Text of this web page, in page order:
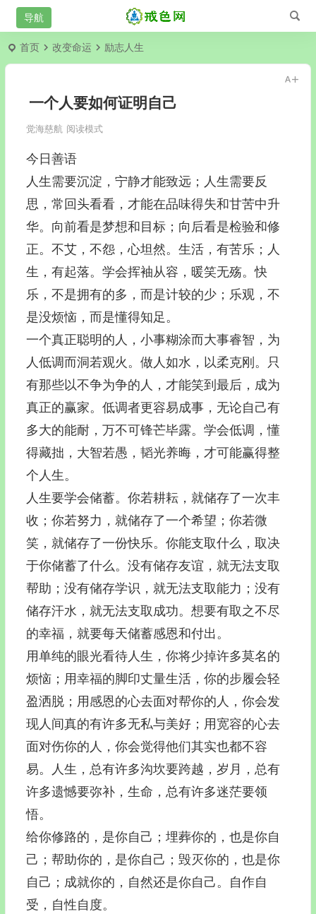
首页 改变命运 励志人生
一个人要如何证明自己
觉海慈航 阅读模式
今日善语
人生需要沉淀，宁静才能致远；人生需要反
思，常回头看看，才能在品味得失和甘苦中升
华。向前看是梦想和目标；向后看是检验和修
正。不艾，不怨，心坦然。生活，有苦乐；人
生，有起落。学会挥袖从容，暖笑无殇。快
乐，不是拥有的多，而是计较的少；乐观，不
是没烦恼，而是懂得知足。
一个真正聪明的人，小事糊涂而大事睿智，为
人低调而洞若观火。做人如水，以柔克刚。只
有那些以不争为争的人，才能笑到最后，成为
真正的赢家。低调者更容易成事，无论自己有
多大的能耐，万不可锋芒毕露。学会低调，懂
得藏拙，大智若愚，韬光养晦，才可能赢得整
个人生。
人生要学会储蓄。你若耕耘，就储存了一次丰
收；你若努力，就储存了一个希望；你若微
笑，就储存了一份快乐。你能支取什么，取决
于你储蓄了什么。没有储存友谊，就无法支取
帮助；没有储存学识，就无法支取能力；没有
储存汗水，就无法支取成功。想要有取之不尽
的幸福，就要每天储蓄感恩和付出。
用单纯的眼光看待人生，你将少掉许多莫名的
烦恼；用幸福的脚印丈量生活，你的步履会轻
盈洒脱；用感恩的心去面对帮你的人，你会发
现人间真的有许多无私与美好；用宽容的心去
面对伤你的人，你会觉得他们其实也都不容
易。人生，总有许多沟坎要跨越，岁月，总有
许多遗憾要弥补，生命，总有许多迷茫要领
悟。
给你修路的，是你自己；埋葬你的，也是你自
己；帮助你的，是你自己；毁灭你的，也是你
自己；成就你的，自然还是你自己。自作自
受，自性自度。